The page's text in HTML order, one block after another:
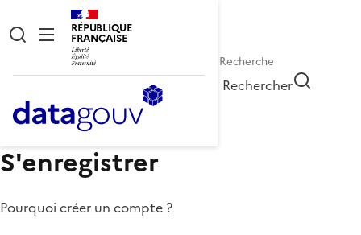
RÉPUBLIQUE
FRANÇAISE
Rechercher
S'enregistrer
Pourquoi créer un compte ?